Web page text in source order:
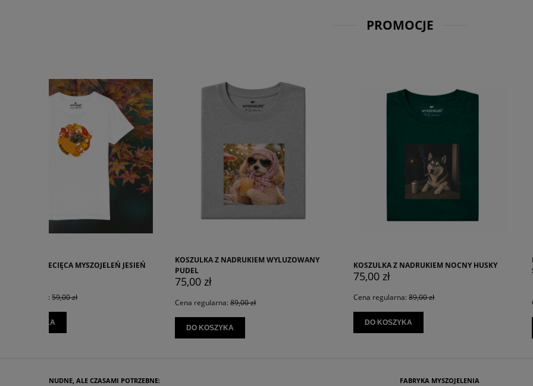
PROMOCJE
KOSZULKA Z NADRUKIEM WYLUZOWANY
PUDEL
Cena regularna:
KOSZULKA Z NADRUKIEM NOCNY HUSKY
RĘCZNIK PLAŻOWY 180X100 CM
SAMURAJ
Cena regularna:
NUDNE, ALE CZASAMI POTRZEBNE: FABRYKA MYSZOJELENIA